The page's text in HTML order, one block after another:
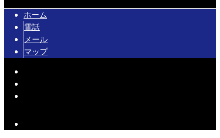
ホーム
電話
メール
マップ